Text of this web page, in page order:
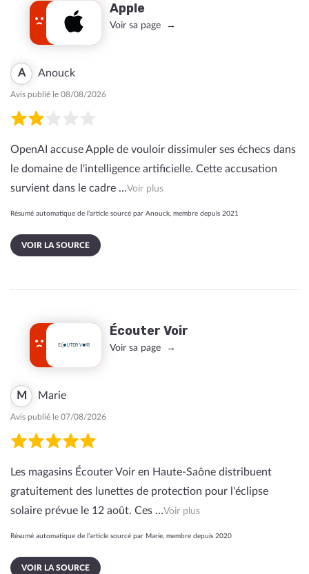
Apple
Voir sa page
A Anouck
Avis publié le 08/08/2026
OpenAI accuse Apple de vouloir dissimuler ses échecs dans
le domaine de l'intelligence artificielle. Cette accusation
survient dans le cadre …Voir plus
Résumé automatique de l’article sourcé par Anouck, membre depuis 2021
VOIR LA SOURCE
Écouter Voir
Voir sa page
M Marie
Avis publié le 07/08/2026
Les magasins Écouter Voir en Haute-Saône distribuent
gratuitement des lunettes de protection pour l'éclipse
solaire prévue le 12 août. Ces …Voir plus
Résumé automatique de l’article sourcé par Marie, membre depuis 2020
VOIR LA SOURCE